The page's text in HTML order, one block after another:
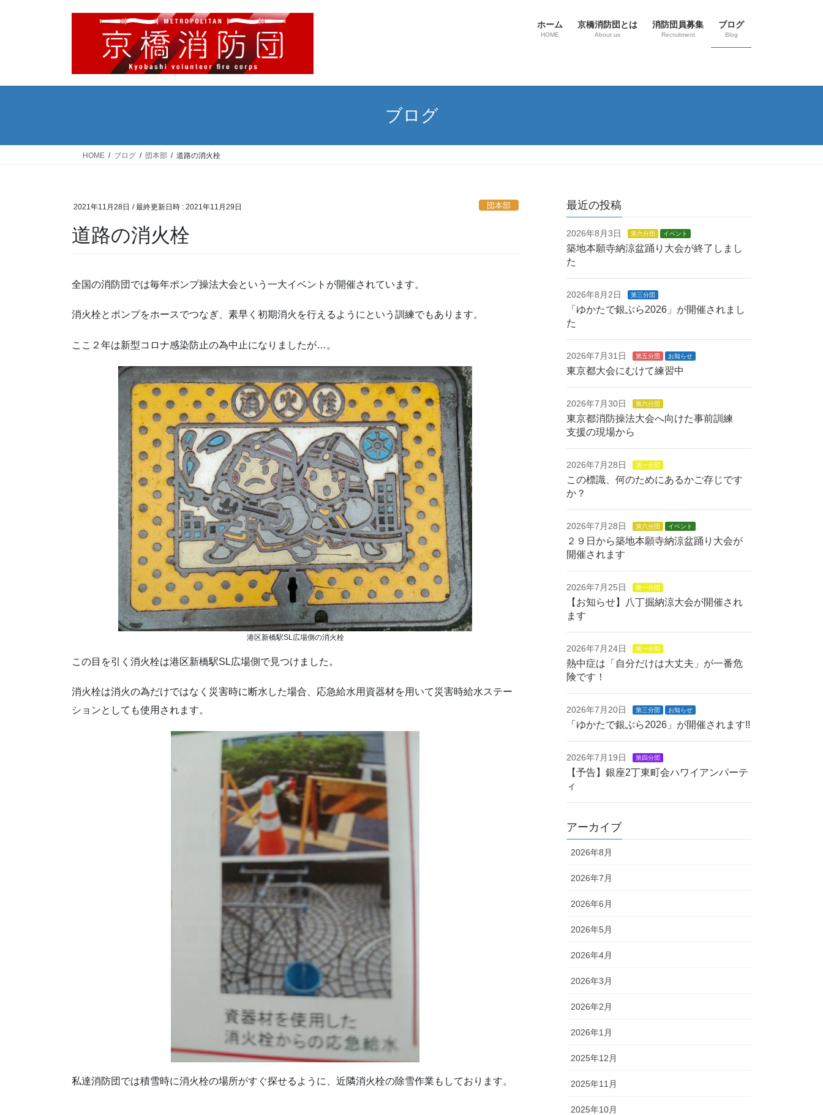
ホーム
HOME
京橋消防団とは
About us
消防団員募集
Recruitment
ブログ
Blog
ブログ
HOME ブログ 団本部 道路の消火栓
2021年11月28日 / 最終更新日時 : 2021年11月29日 団本部
道路の消火栓
全国の消防団では毎年ポンプ操法大会という一大イベントが開催されています。
消火栓とポンプをホースでつなぎ、素早く初期消火を行えるようにという訓練でもあります。
ここ２年は新型コロナ感染防止の為中止になりましたが…。
港区新橋駅SL広場側の消火栓
この目を引く消火栓は港区新橋駅SL広場側で見つけました。
消火栓は消火の為だけではなく災害時に断水した場合、応急給水用資器材を用いて災害時給水ステー
ションとしても使用されます。
私達消防団では積雪時に消火栓の場所がすぐ探せるように、近隣消火栓の除雪作業もしております。
最近の投稿
2026年8月3日 第六分団 イベント
築地本願寺納涼盆踊り大会が終了しまし
た
2026年8月2日 第三分団
「ゆかたで銀ぶら2026」が開催されまし
た
2026年7月31日 第五分団 お知らせ
東京都大会にむけて練習中
2026年7月30日 第六分団
東京都消防操法大会へ向けた事前訓練
支援の現場から
2026年7月28日 第一分団
この標識、何のためにあるかご存じです
か？
2026年7月28日 第六分団 イベント
２９日から築地本願寺納涼盆踊り大会が
開催されます
2026年7月25日 第一分団
【お知らせ】八丁掘納涼大会が開催され
ます
2026年7月24日 第一分団
熱中症は「自分だけは大丈夫」が一番危
険です！
2026年7月20日 第三分団 お知らせ
「ゆかたで銀ぶら2026」が開催されます!!
2026年7月19日 第四分団
【予告】銀座2丁東町会ハワイアンパーテ
ィ
アーカイブ
2026年8月
2026年7月
2026年6月
2026年5月
2026年4月
2026年3月
2026年2月
2026年1月
2025年12月
2025年11月
2025年10月